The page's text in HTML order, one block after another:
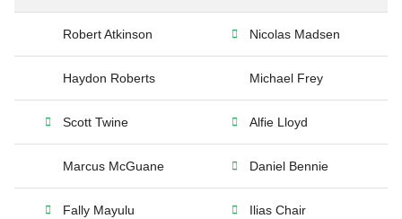
Robert Atkinson Nicolas Madsen
Haydon Roberts Michael Frey
Scott Twine Alfie Lloyd
Marcus McGuane Daniel Bennie
Fally Mayulu Ilias Chair